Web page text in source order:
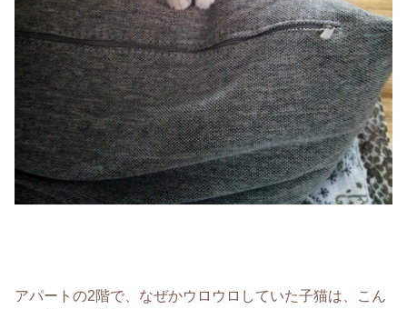
アパートの2階で、なぜかウロウロしていた子猫は、こん